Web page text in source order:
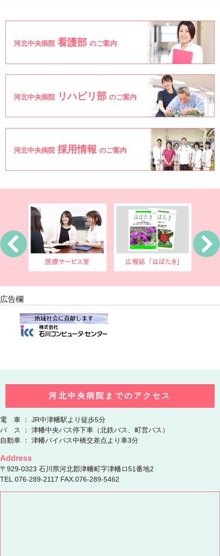
河北中央病院 看護部 のご案内
河北中央病院 リハビリ部 のご案内
河北中央病院 採用情報 のご案内
広告欄
河北中央病院までのアクセス
電 車 ： JR中津幡駅より徒歩5分
バ ス ： 津幡中央バス停下車（北鉄バス、町営バス）
自動車 ： 津幡バイパス中橋交差点より車3分
Address
〒929-0323 石川県河北郡津幡町字津幡ロ51番地2
TEL.076-289-2117 FAX.076-289-5462